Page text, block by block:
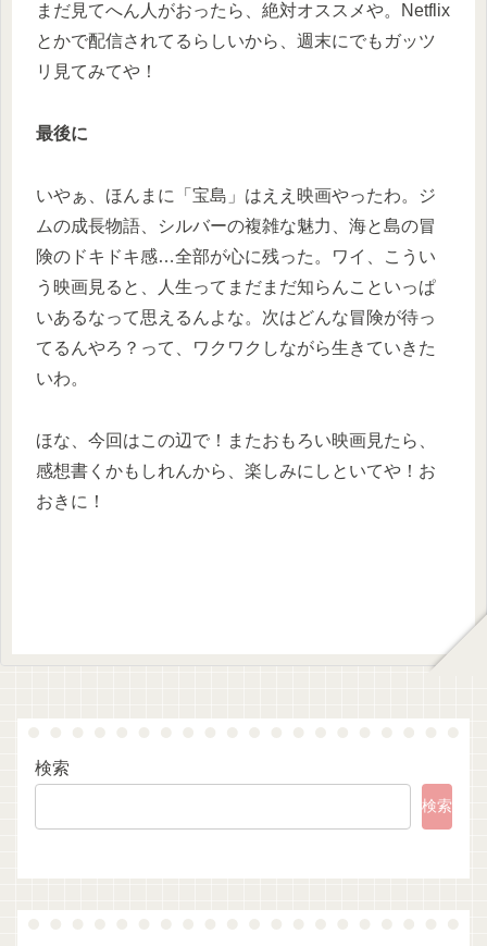
まだ見てへん人がおったら、絶対オススメや。Netflix
とかで配信されてるらしいから、週末にでもガッツ
リ見てみてや！
最後に
いやぁ、ほんまに「宝島」はええ映画やったわ。ジ
ムの成長物語、シルバーの複雑な魅力、海と島の冒
険のドキドキ感…全部が心に残った。ワイ、こうい
う映画見ると、人生ってまだまだ知らんこといっぱ
いあるなって思えるんよな。次はどんな冒険が待っ
てるんやろ？って、ワクワクしながら生きていきた
いわ。
ほな、今回はこの辺で！またおもろい映画見たら、
感想書くかもしれんから、楽しみにしといてや！お
おきに！
検索
検索